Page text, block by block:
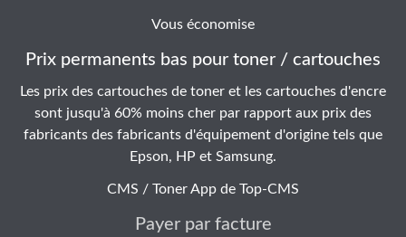
Vous économise
Prix permanents bas pour toner / cartouches
Les prix des cartouches de toner et les cartouches d'encre
sont jusqu'à 60% moins cher par rapport aux prix des
fabricants des fabricants d'équipement d'origine tels que
Epson, HP et Samsung.
CMS / Toner App de Top-CMS
Payer par facture